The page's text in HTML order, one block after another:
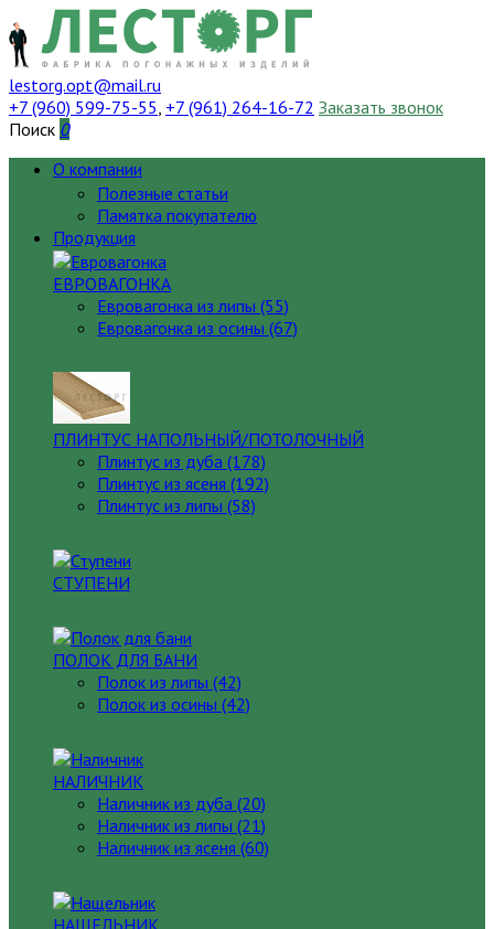
lestorg.opt@mail.ru
+7 (960) 599-75-55, +7 (961) 264-16-72 Заказать звонок
Поиск 0
О компании
Полезные статьи
Памятка покупателю
Продукция
ЕВРОВАГОНКА
Евровагонка из липы (55)
Евровагонка из осины (67)
ПЛИНТУС НАПОЛЬНЫЙ/ПОТОЛОЧНЫЙ
Плинтус из дуба (178)
Плинтус из ясеня (192)
Плинтус из липы (58)
СТУПЕНИ
ПОЛОК ДЛЯ БАНИ
Полок из липы (42)
Полок из осины (42)
НАЛИЧНИК
Наличник из дуба (20)
Наличник из липы (21)
Наличник из ясеня (60)
НАЩЕЛЬНИК